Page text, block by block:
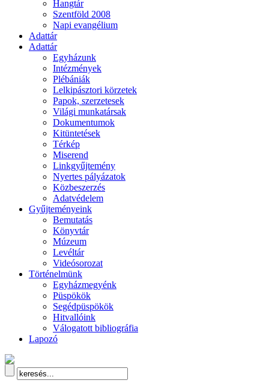
Hangtár
Szentföld 2008
Napi evangélium
Adattár
Adattár
Egyházunk
Intézmények
Plébániák
Lelkipásztori körzetek
Papok, szerzetesek
Világi munkatársak
Dokumentumok
Kitüntetések
Térkép
Miserend
Linkgyűjtemény
Nyertes pályázatok
Közbeszerzés
Adatvédelem
Gyűjteményeink
Bemutatás
Könyvtár
Múzeum
Levéltár
Videósorozat
Történelmünk
Egyházmegyénk
Püspökök
Segédpüspökök
Hitvallóink
Válogatott bibliográfia
Lapozó